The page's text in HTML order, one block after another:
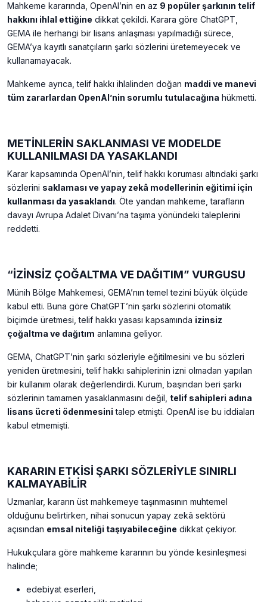
Mahkeme kararında, OpenAI’nin en az 9 popüler şarkının telif
hakkını ihlal ettiğine dikkat çekildi. Karara göre ChatGPT,
GEMA ile herhangi bir lisans anlaşması yapılmadığı sürece,
GEMA’ya kayıtlı sanatçıların şarkı sözlerini üretemeyecek ve
kullanamayacak.
Mahkeme ayrıca, telif hakkı ihlalinden doğan maddi ve manevi
tüm zararlardan OpenAI’nin sorumlu tutulacağına hükmetti.
METİNLERİN SAKLANMASI VE MODELDE
KULLANILMASI DA YASAKLANDI
Karar kapsamında OpenAI’nin, telif hakkı koruması altındaki şarkı
sözlerini saklaması ve yapay zekâ modellerinin eğitimi için
kullanması da yasaklandı. Öte yandan mahkeme, tarafların
davayı Avrupa Adalet Divanı’na taşıma yönündeki taleplerini
reddetti.
“İZİNSİZ ÇOĞALTMA VE DAĞITIM” VURGUSU
Münih Bölge Mahkemesi, GEMA’nın temel tezini büyük ölçüde
kabul etti. Buna göre ChatGPT’nin şarkı sözlerini otomatik
biçimde üretmesi, telif hakkı yasası kapsamında izinsiz
çoğaltma ve dağıtım anlamına geliyor.
GEMA, ChatGPT’nin şarkı sözleriyle eğitilmesini ve bu sözleri
yeniden üretmesini, telif hakkı sahiplerinin izni olmadan yapılan
bir kullanım olarak değerlendirdi. Kurum, başından beri şarkı
sözlerinin tamamen yasaklanmasını değil, telif sahipleri adına
lisans ücreti ödenmesini talep etmişti. OpenAI ise bu iddiaları
kabul etmemişti.
KARARIN ETKİSİ ŞARKI SÖZLERİYLE SINIRLI
KALMAYABİLİR
Uzmanlar, kararın üst mahkemeye taşınmasının muhtemel
olduğunu belirtirken, nihai sonucun yapay zekâ sektörü
açısından emsal niteliği taşıyabileceğine dikkat çekiyor.
Hukukçulara göre mahkeme kararının bu yönde kesinleşmesi
halinde;
edebiyat eserleri,